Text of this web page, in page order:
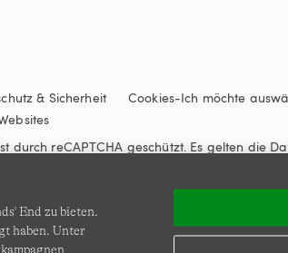
& Sicherheit Cookies-Ich möchte
durch reCAPTCHA geschützt. Es gelten die
End zu bieten.
haben. Unter